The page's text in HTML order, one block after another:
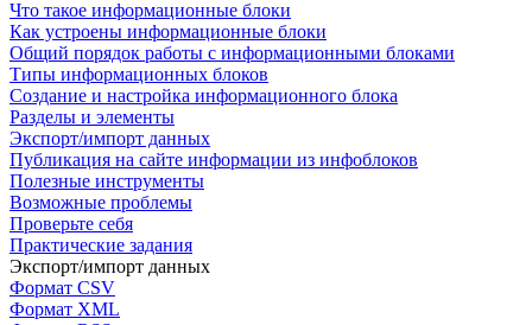
Что такое информационные блоки
Как устроены информационные блоки
Общий порядок работы с информационными блоками
Типы информационных блоков
Создание и настройка информационного блока
Разделы и элементы
Экспорт/импорт данных
Публикация на сайте информации из инфоблоков
Полезные инструменты
Возможные проблемы
Проверьте себя
Практические задания
Экспорт/импорт данных
Формат CSV
Формат XML